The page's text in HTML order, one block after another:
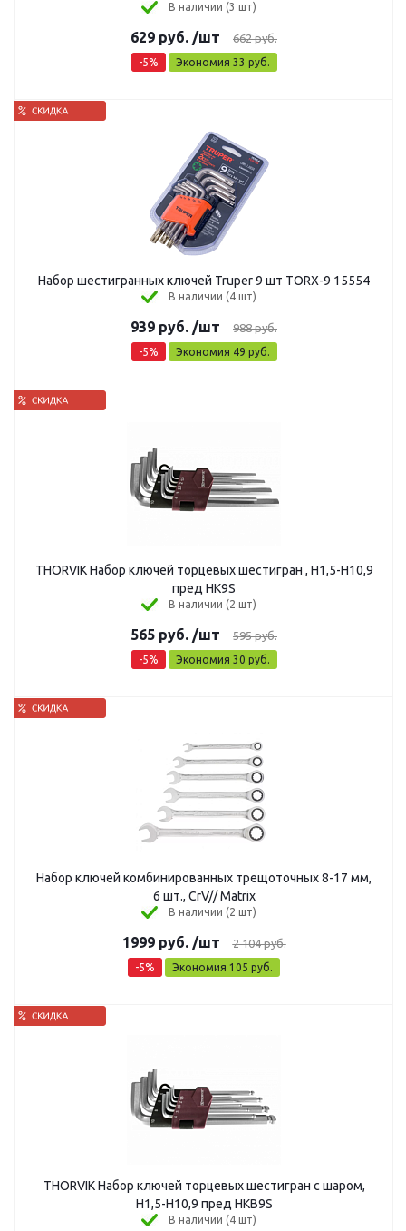
В наличии (3 шт)
629 руб. /шт 662руб.
-5% Экономия 33 руб.
Набор шестигранных ключей Truper 9 шт TORX-9 15554
В наличии (4 шт)
939 руб. /шт 988руб.
-5% Экономия 49 руб.
THORVIK Набор ключей торцевых шестигран , Н1,5-Н10,9
пред HK9S
В наличии (2 шт)
565 руб. /шт 595руб.
-5% Экономия 30 руб.
Набор ключей комбинированных трещоточных 8-17 мм,
6 шт., CrV// Matrix
В наличии (2 шт)
1999руб. /шт 2 104руб.
-5% Экономия 105 руб.
THORVIK Набор ключей торцевых шестигран c шаром,
Н1,5-Н10,9 пред HKB9S
В наличии (4 шт)